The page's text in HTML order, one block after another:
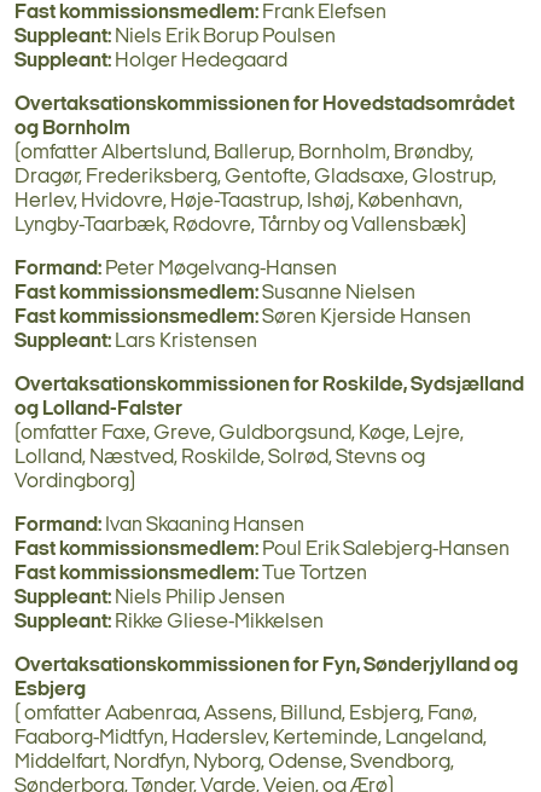
Fast kommissionsmedlem: Frank Elefsen
Suppleant: Niels Erik Borup Poulsen
Suppleant: Holger Hedegaard
Overtaksationskommissionen for Hovedstadsområdet
og Bornholm
(omfatter Albertslund, Ballerup, Bornholm, Brøndby,
Dragør, Frederiksberg, Gentofte, Gladsaxe, Glostrup,
Herlev, Hvidovre, Høje-Taastrup, Ishøj, København,
Lyngby-Taarbæk, Rødovre, Tårnby og Vallensbæk)
Formand: Peter Møgelvang-Hansen
Fast kommissionsmedlem:Susanne Nielsen
Fast kommissionsmedlem:Søren Kjerside Hansen
Suppleant: Lars Kristensen
Overtaksationskommissionen for Roskilde, Sydsjælland
og Lolland-Falster
(omfatter Faxe, Greve, Guldborgsund, Køge, Lejre,
Lolland, Næstved, Roskilde, Solrød, Stevns og
Vordingborg)
Formand: Ivan Skaaning Hansen
Fast kommissionsmedlem: Poul Erik Salebjerg-Hansen
Fast kommissionsmedlem:Tue Tortzen
Suppleant: Niels Philip Jensen
Suppleant: Rikke Gliese-Mikkelsen
Overtaksationskommissionen for Fyn, Sønderjylland og
Esbjerg
( omfatter Aabenraa, Assens, Billund, Esbjerg, Fanø,
Faaborg-Midtfyn, Haderslev, Kerteminde, Langeland,
Middelfart, Nordfyn, Nyborg, Odense, Svendborg,
Sønderborg, Tønder, Varde, Vejen, og Ærø)